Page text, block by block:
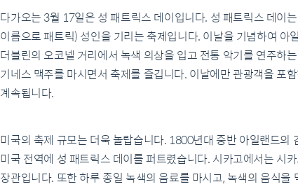
다가오는 3월 17일은 성 패트릭스 데이입니다. 성 패트릭스 데이
이름으로 패트릭) 성인을 기리는 축제입니다. 이날을 기념하여
더블린의 오코넬 거리에서 녹색 의상을 입고 전통 악기를 연주하
기네스 맥주를 마시면서 축제를 즐깁니다. 이날에만 관광객을 포
계속됩니다.
미국의 축제 규모는 더욱 놀랍습니다. 1800년대 중반 아일랜드
미국 전역에 성 패트릭스 데이를 퍼트렸습니다. 시카고에서는 시
장관입니다. 또한 하루 종일 녹색의 음료를 마시고, 녹색의 음식을